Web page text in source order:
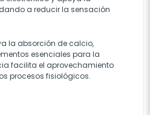
a reducir la sensación
la absorción de calcio,
esenciales para la
facilita el aprovechamiento
procesos fisiológicos.